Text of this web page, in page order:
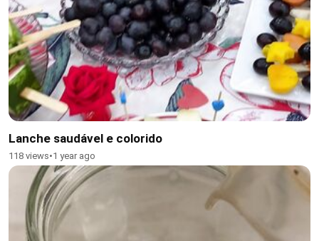
Lanche saudável e colorido
118 views•1 year ago